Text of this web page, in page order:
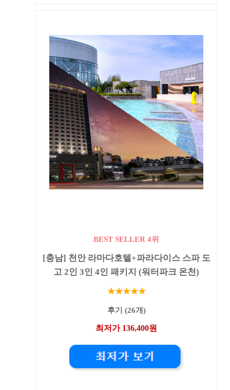
BEST SELLER 4위
[충남] 천안 라마다호텔+파라다이스 스파 도
고 2인 3인 4인 패키지 (워터파크 온천)
★★★★★
후기 (26개)
최저가 136,400원